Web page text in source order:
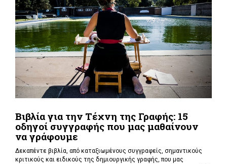
Βιβλία για την Τέχνη της Γραφής: 15
οδηγοί συγγραφής που μας μαθαίνουν
να γράφουμε
Δεκαπέντε βιβλία, από καταξιωμένους συγγραφείς, σημαντικούς
κριτικούς και ειδικούς της δημιουργικής γραφής, που μας